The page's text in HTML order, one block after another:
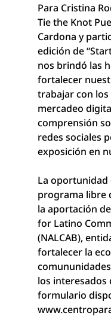
Para Cristina
Tie the Knot
Cardona y
edición de
nos brindó las
fortalecer
trabajar con los
mercadeo
comprensión
redes sociales
exposición en
La oportunidad
programa libre
la aportación
for Latino
(NALCAB),
fortalecer la
los interesados
formulario